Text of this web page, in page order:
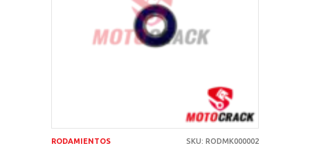
AÑADIR AL CARRITO
RODAMIENTOS SKU: RODMK000002